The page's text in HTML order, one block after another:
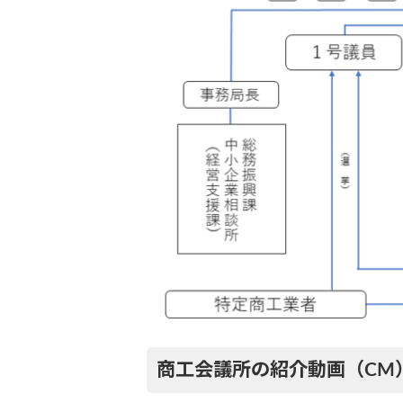
商工会議所の紹介動画（CM